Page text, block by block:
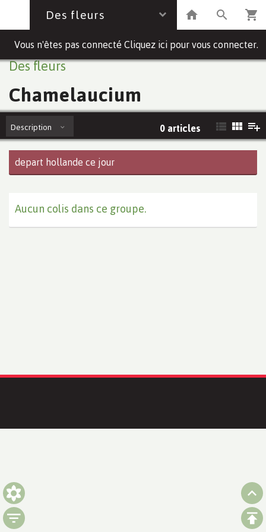
Des fleurs
Vous n'êtes pas connecté Cliquez ici pour vous connecter.
Des fleurs
Chamelaucium
Description 0 articles
depart hollande ce jour
Aucun colis dans ce groupe.